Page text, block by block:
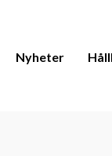
Nyheter